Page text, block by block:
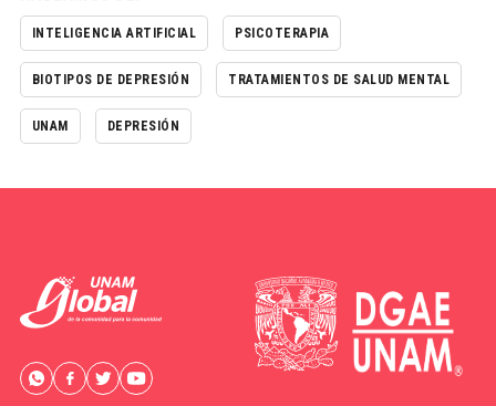
INTELIGENCIA ARTIFICIAL PSICOTERAPIA
BIOTIPOS DE DEPRESIÓN TRATAMIENTOS DE SALUD MENTAL
UNAM DEPRESIÓN